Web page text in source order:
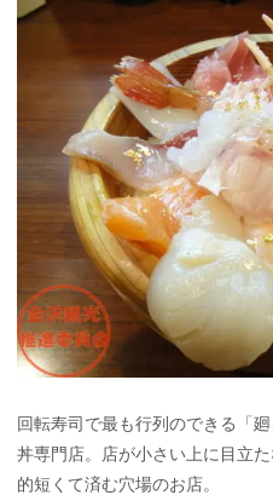
回転寿司で最も行列のできる「
丼専門店。店が小さい上に目立
的短くて済む穴場のお店。